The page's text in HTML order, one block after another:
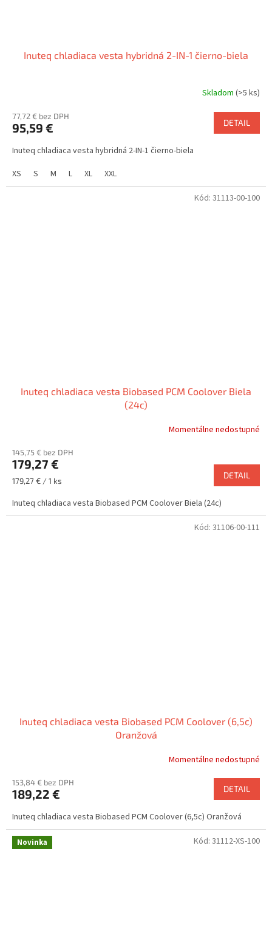
Inuteq chladiaca vesta hybridná 2-IN-1 čierno-biela
Skladom (>5 ks)
77,72 € bez DPH
95,59 € DETAIL
Inuteq chladiaca vesta hybridná 2-IN-1 čierno-biela
XS
S M L XL XXL
Inuteq chladiaca vesta Biobased PCM Coolover Biela
(24c)
Momentálne nedostupné
145,75 € bez DPH
179,27 €
Jednotková
179,27 € / 1 ks
DETAIL
Inuteq chladiaca vesta Biobased PCM Coolover Biela (24c)
Kód: 31113-00-100
Inuteq chladiaca vesta Biobased PCM Coolover (6,5c)
Oranžová
Momentálne nedostupné
153,84 € bez DPH
189,22 € DETAIL
Inuteq chladiaca vesta Biobased PCM Coolover (6,5c) Oranžová
Kód: 31106-00-111
Novinka Kód: 31112-XS-100